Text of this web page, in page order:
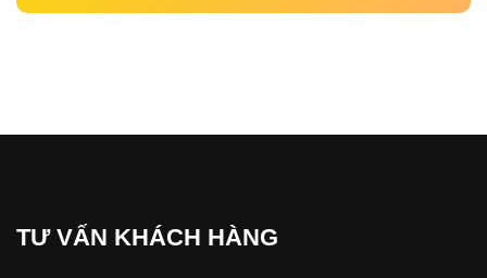
TƯ VẤN KHÁCH HÀNG